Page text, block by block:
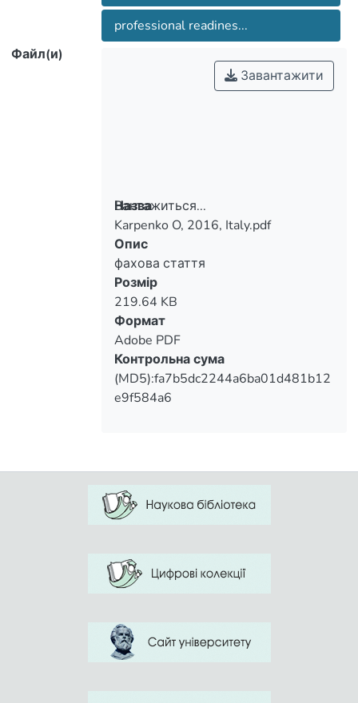
professional readines...
Файл(и)
Вантажиться...
Вантажиться...
Завантажити
Назва
Karpenko O, 2016, Italy.pdf
Опис
фахова стаття
Розмір
219.64 KB
Формат
Adobe PDF
Контрольна сума
(MD5):fa7b5dc2244a6ba01d481b12
e9f584a6